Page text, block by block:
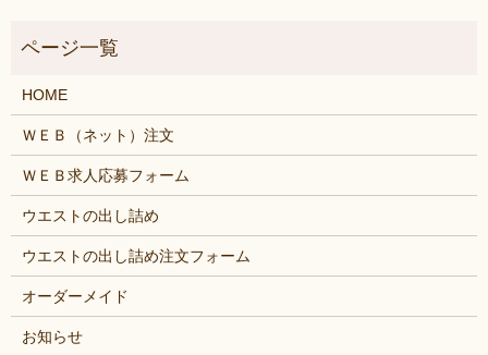
HOME
ＷＥＢ（ネット）注文
ＷＥＢ求人応募フォーム
ウエストの出し詰め
ウエストの出し詰め注文フォーム
オーダーメイド
お知らせ